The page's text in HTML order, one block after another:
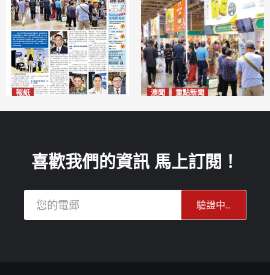
報紙 澳聞 重點新聞
2026-08-10
喜歡我們的資訊 馬上訂閱！